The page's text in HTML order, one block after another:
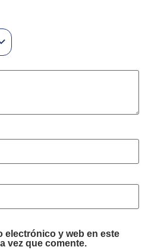
electrónico y web en este
vez que comente.